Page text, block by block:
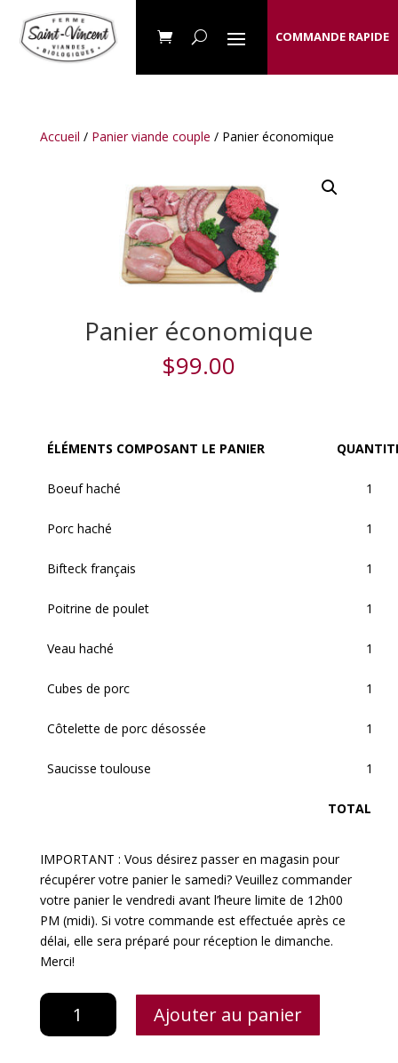
COMMANDE RAPIDE
Accueil / Panier viande couple / Panier économique
Panier économique
$99.00
ÉLÉMENTS COMPOSANT LE PANIER
Boeuf haché 1
Porc haché 1
Bifteck français 1
Poitrine de poulet 1
Veau haché 1
Cubes de porc 1
Côtelette de porc désossée 1
Saucisse toulouse 1
TOTAL
IMPORTANT : Vous désirez passer en magasin pour
récupérer votre panier le samedi? Veuillez commander
votre panier le vendredi avant l’heure limite de 12h00
PM (midi). Si votre commande est effectuée après ce
délai, elle sera préparé pour réception le dimanche.
Merci!
quantité
Ajouter au panier